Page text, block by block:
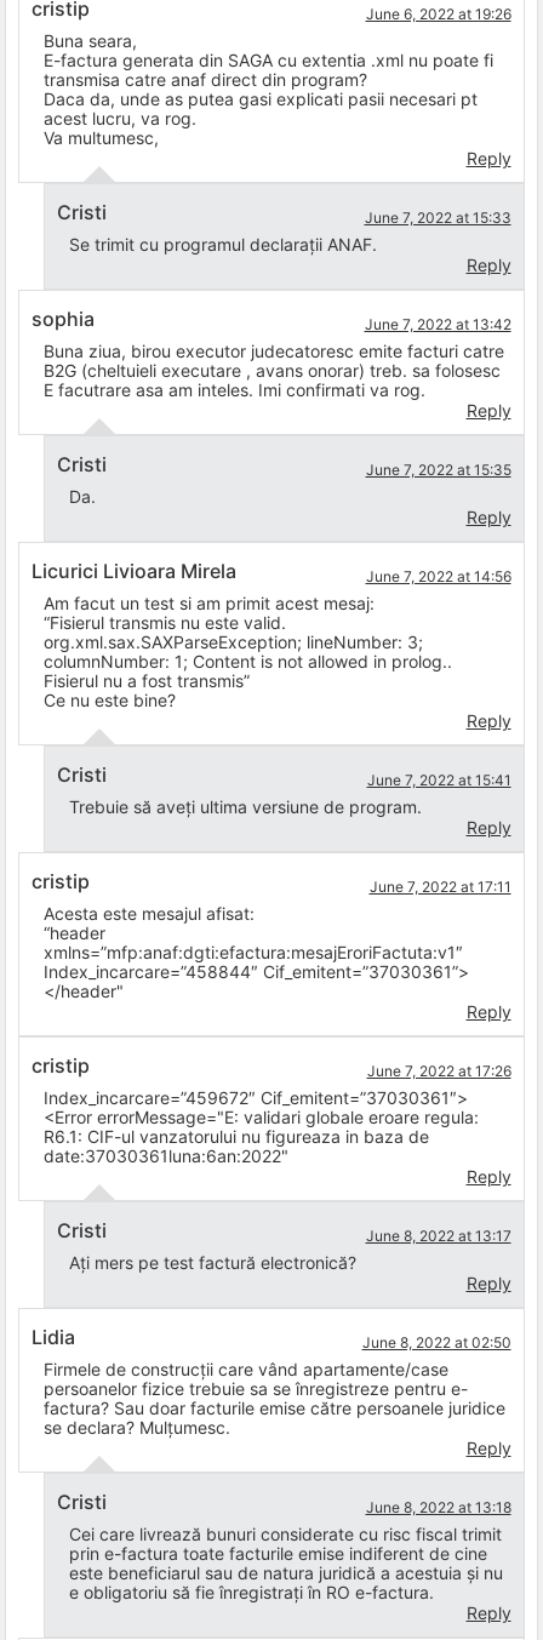
cristip June 6, 2022 at 19:26
Buna seara,
E-factura generata din SAGA cu extentia .xml nu poate fi
transmisa catre anaf direct din program?
Daca da, unde as putea gasi explicati pasii necesari pt
acest lucru, va rog.
Va multumesc,
Reply
Cristi June 7, 2022 at 15:33
Se trimit cu programul declarații ANAF.
Reply
sophia June 7, 2022 at 13:42
Buna ziua, birou executor judecatoresc emite facturi catre
B2G (cheltuieli executare , avans onorar) treb. sa folosesc
E facutrare asa am inteles. Imi confirmati va rog.
Reply
Cristi June 7, 2022 at 15:35
Da.
Reply
Licurici Livioara Mirela June 7, 2022 at 14:56
Am facut un test si am primit acest mesaj:
“Fisierul transmis nu este valid.
org.xml.sax.SAXParseException; lineNumber: 3;
columnNumber: 1; Content is not allowed in prolog..
Fisierul nu a fost transmis”
Ce nu este bine?
Reply
Cristi June 7, 2022 at 15:41
Trebuie să aveți ultima versiune de program.
Reply
cristip June 7, 2022 at 17:11
Acesta este mesajul afisat:
“header
xmlns=”mfp:anaf:dgti:efactura:mesajEroriFactuta:v1″
Index_incarcare=”458844″ Cif_emitent=”37030361”>
</header"
Reply
cristip June 7, 2022 at 17:26
Index_incarcare=”459672″ Cif_emitent=”37030361″>
<Error errorMessage="E: validari globale eroare regula:
R6.1: CIF-ul vanzatorului nu figureaza in baza de
date:37030361luna:6an:2022"
Reply
Cristi June 8, 2022 at 13:17
Ați mers pe test factură electronică?
Reply
Lidia June 8, 2022 at 02:50
Firmele de construcții care vând apartamente/case
persoanelor fizice trebuie sa se înregistreze pentru e-
factura? Sau doar facturile emise către persoanele juridice
se declara? Mulțumesc.
Reply
Cristi June 8, 2022 at 13:18
Cei care livrează bunuri considerate cu risc fiscal trimit
prin e-factura toate facturile emise indiferent de cine
este beneficiarul sau de natura juridică a acestuia și nu
e obligatoriu să fie înregistrați în RO e-factura.
Reply